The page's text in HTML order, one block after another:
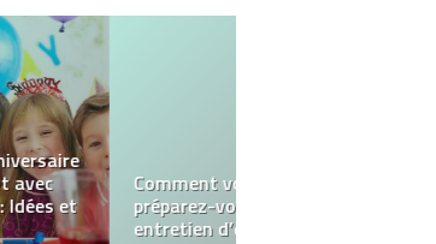
Choisir la meilleure
cigarette électronique
pour vous